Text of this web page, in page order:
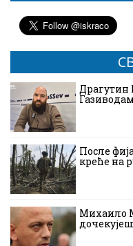
Драгутин
После
креће на
Михаило